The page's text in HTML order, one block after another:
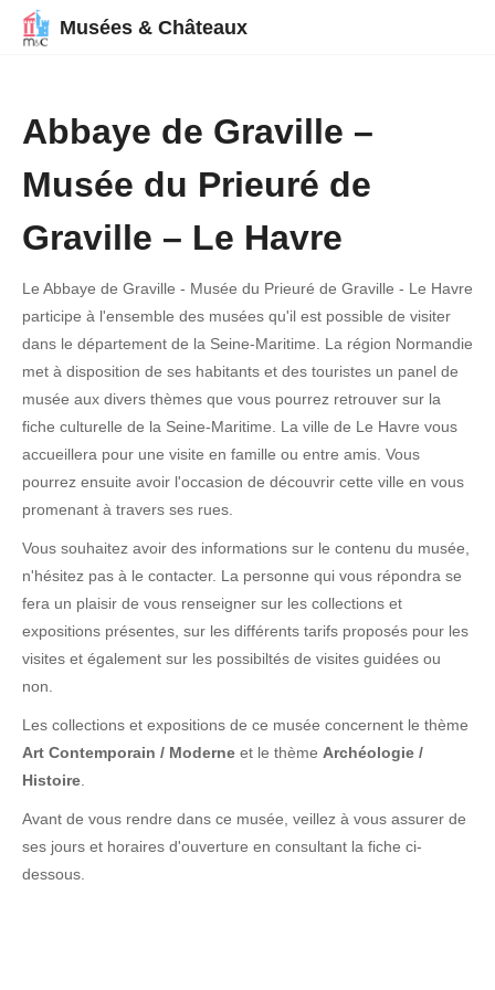
Musées & Châteaux
Abbaye de Graville –
Musée du Prieuré de
Graville – Le Havre
Le Abbaye de Graville - Musée du Prieuré de Graville - Le Havre
participe à l'ensemble des musées qu'il est possible de visiter
dans le département de la Seine-Maritime. La région Normandie
met à disposition de ses habitants et des touristes un panel de
musée aux divers thèmes que vous pourrez retrouver sur la
fiche culturelle de la Seine-Maritime. La ville de Le Havre vous
accueillera pour une visite en famille ou entre amis. Vous
pourrez ensuite avoir l'occasion de découvrir cette ville en vous
promenant à travers ses rues.
Vous souhaitez avoir des informations sur le contenu du musée,
n'hésitez pas à le contacter. La personne qui vous répondra se
fera un plaisir de vous renseigner sur les collections et
expositions présentes, sur les différents tarifs proposés pour les
visites et également sur les possibiltés de visites guidées ou
non.
Les collections et expositions de ce musée concernent le thème
Art Contemporain / Moderne et le thème Archéologie /
Histoire
Avant de vous rendre dans ce musée, veillez à vous assurer de
ses jours et horaires d'ouverture en consultant la fiche ci-
dessous.